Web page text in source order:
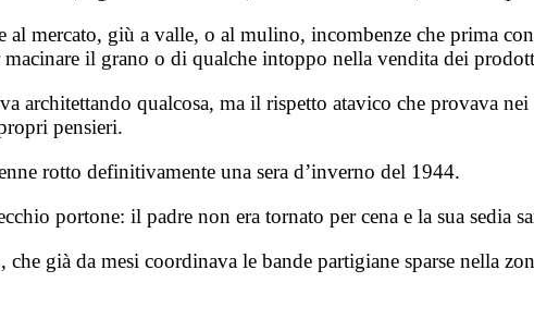
al mercato, giù a valle, o al mulino, incombenze che prima
il grano o di qualche intoppo nella vendita dei
architettando qualcosa, ma il rispetto atavico che provava
pensieri.
rotto definitivamente una sera d’inverno del 1944.
portone: il padre non era tornato per cena e la sua sedia
che già da mesi coordinava le bande partigiane sparse nella